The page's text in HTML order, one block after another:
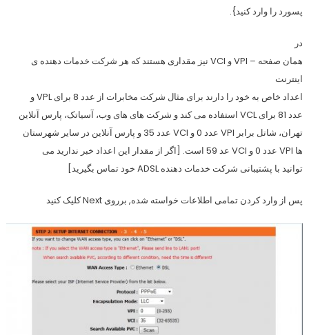
پسورد را وارد کنید}.
در
همان صفحه – VPI و VCI نیز مقداری هستند که هر شرکت خدمات دهنده ی
اینترنت
اعداد خاص به خود را دارند برای مثال شرکت مخابرات از عدد 8 برای VPL و
عدد 81 برای VCL استفاده می کند و شرکت های های وب، آسیاتک، پارس آنلاین
تهران، شاتل برابر VPI عدد 0 و VCI عدد 35 و پارس آنلاین در سایر شهرستان
ها VPI عدد 0 و VCI عد 59 است. [اگر از مقدار این اعداد خبر ندارید می
توانید با پشتیبانی شرکت خدمات دهنده ADSL خود تماس بگیرید]
پس از وارد کردن تمامی اطلاعات خواسته شده, برروی Next کلیک کنید